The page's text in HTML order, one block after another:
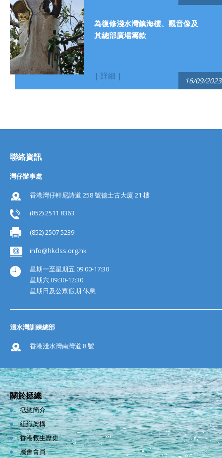
為復修淺水灣鎮海樓、觀音像及
其總部廣場籌款
| 詳細 |
16/09/2023
聯絡資訊
灣仔辦事處
香港灣仔軒尼詩道 258 號德士古大廈 21 樓
(852) 2511 8363
(852) 2507 5239
info@hkclss.org.hk
星期一至星期五 09:00-17:30
星期六 09:30-12:30
星期日及公眾假期 休息
淺水灣訓練總部
香港淺水灣南灣道 8 號
關於拯總
拯總簡介
組織架構
香港救生歷史
屬會會員